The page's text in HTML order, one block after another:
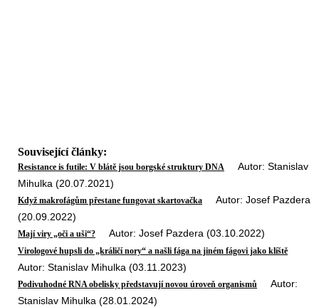
Související články:
Resistance is futile: V blátě jsou borgské struktury DNA
Autor: Stanislav
Mihulka (20.07.2021)
Když makrofágům přestane fungovat skartovačka Autor: Josef Pazdera
(20.09.2022)
Mají viry „oči a uši“? Autor: Josef Pazdera (03.10.2022)
Virologové hupsli do „králičí nory“ a našli fága na jiném fágovi jako klíště
Autor: Stanislav Mihulka (03.11.2023)
Podivuhodné RNA obelisky představují novou úroveň organismů
Autor:
Stanislav Mihulka (28.01.2024)